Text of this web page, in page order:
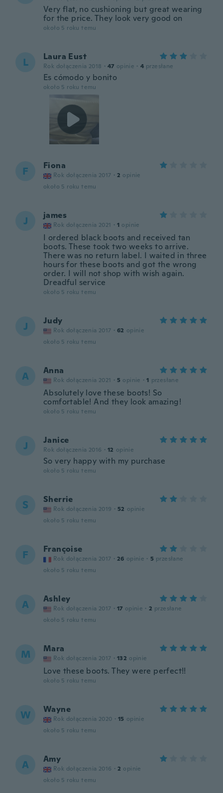
Very flat, no cushioning but great wearing
for the price. They look very good on
około 5 roku temu
L Laura Eust
Rok dołączenia 2018 · 47 opinie · 4 przesłane
Es cómodo y bonito
około 5 roku temu
F Fiona
Rok dołączenia 2017 · 2 opinie
około 5 roku temu
J james
Rok dołączenia 2021 · 1 opinie
I ordered black boots and received tan
boots. These took two weeks to arrive.
There was no return label. I waited in three
hours for these boots and got the wrong
order. I will not shop with wish again.
Dreadful service
około 5 roku temu
J Judy
Rok dołączenia 2017 · 62 opinie
około 5 roku temu
A Anna
Rok dołączenia 2021 · 5 opinie · 1 przesłane
Absolutely love these boots! So
comfortable! And they look amazing!
około 5 roku temu
J Janice
Rok dołączenia 2016 · 12 opinie
So very happy with my purchase
około 5 roku temu
S Sherrie
Rok dołączenia 2019 · 52 opinie
około 5 roku temu
F Françoise
Rok dołączenia 2017 · 26 opinie · 5 przesłane
około 5 roku temu
A Ashley
Rok dołączenia 2017 · 17 opinie · 2 przesłane
około 5 roku temu
M Mara
Rok dołączenia 2017 · 132 opinie
Love these boots. They were perfect!!
około 5 roku temu
W Wayne
Rok dołączenia 2020 · 15 opinie
około 5 roku temu
A Amy
Rok dołączenia 2016 · 2 opinie
około 5 roku temu